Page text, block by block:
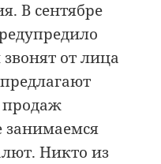
В сентябре
от лица
продаж
Никто из